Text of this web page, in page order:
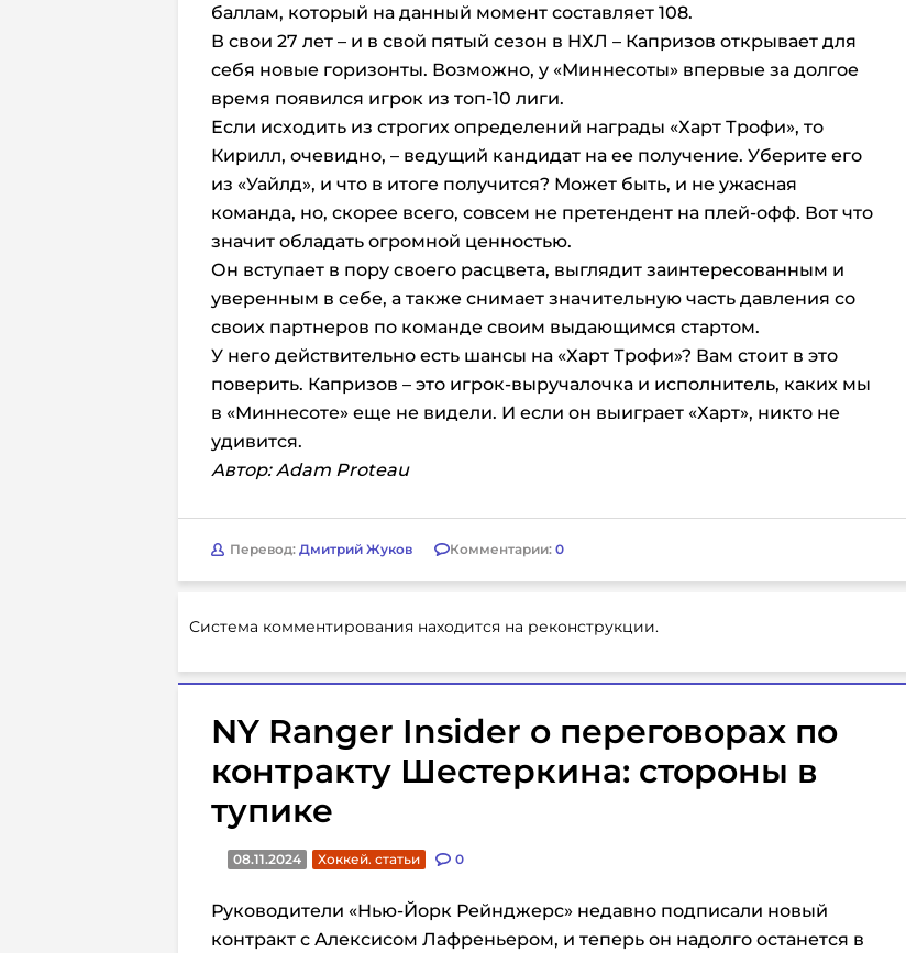
баллам, который на данный момент составляет 108.
В свои 27 лет – и в свой пятый сезон в НХЛ – Капризов открывает для
себя новые горизонты. Возможно, у «Миннесоты» впервые за долгое
время появился игрок из топ-10 лиги.
Если исходить из строгих определений награды «Харт Трофи», то
Кирилл, очевидно, – ведущий кандидат на ее получение. Уберите его
из «Уайлд», и что в итоге получится? Может быть, и не ужасная
команда, но, скорее всего, совсем не претендент на плей-офф. Вот что
значит обладать огромной ценностью.
Он вступает в пору своего расцвета, выглядит заинтересованным и
уверенным в себе, а также снимает значительную часть давления со
своих партнеров по команде своим выдающимся стартом.
У него действительно есть шансы на «Харт Трофи»? Вам стоит в это
поверить. Капризов – это игрок-выручалочка и исполнитель, каких мы
в «Миннесоте» еще не видели. И если он выиграет «Харт», никто не
удивится.
Автор: Adam Proteau
Перевод: Дмитрий Жуков Комментарии: 0
Система комментирования находится на реконструкции.
NY Ranger Insider о переговорах по
контракту Шестеркина: стороны в
тупике
08.11.2024 Хоккей. статьи 0
Руководители «Нью-Йорк Рейнджерс» недавно подписали новый
контракт с Алексисом Лафреньером, и теперь он надолго останется в